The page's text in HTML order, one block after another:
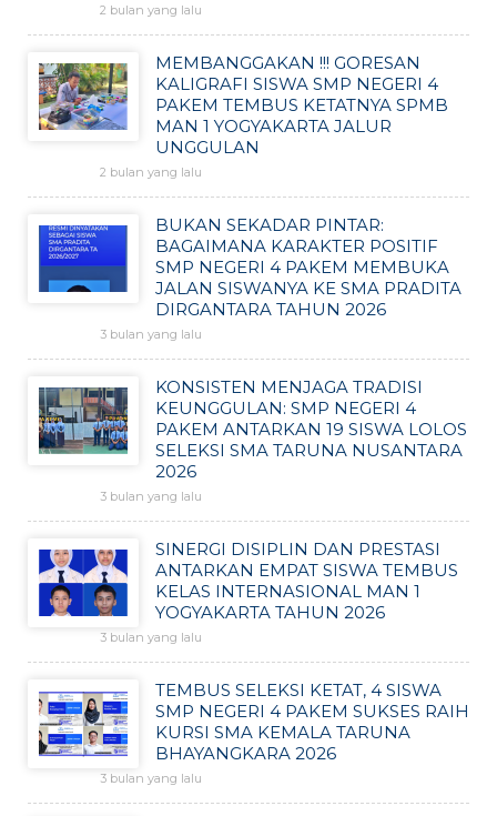
2 bulan yang lalu
MEMBANGGAKAN !!! GORESAN
KALIGRAFI SISWA SMP NEGERI 4
PAKEM TEMBUS KETATNYA SPMB
MAN 1 YOGYAKARTA JALUR
UNGGULAN
2 bulan yang lalu
BUKAN SEKADAR PINTAR:
BAGAIMANA KARAKTER POSITIF
SMP NEGERI 4 PAKEM MEMBUKA
JALAN SISWANYA KE SMA PRADITA
DIRGANTARA TAHUN 2026
3 bulan yang lalu
KONSISTEN MENJAGA TRADISI
KEUNGGULAN: SMP NEGERI 4
PAKEM ANTARKAN 19 SISWA LOLOS
SELEKSI SMA TARUNA NUSANTARA
2026
3 bulan yang lalu
SINERGI DISIPLIN DAN PRESTASI
ANTARKAN EMPAT SISWA TEMBUS
KELAS INTERNASIONAL MAN 1
YOGYAKARTA TAHUN 2026
3 bulan yang lalu
TEMBUS SELEKSI KETAT, 4 SISWA
SMP NEGERI 4 PAKEM SUKSES RAIH
KURSI SMA KEMALA TARUNA
BHAYANGKARA 2026
3 bulan yang lalu